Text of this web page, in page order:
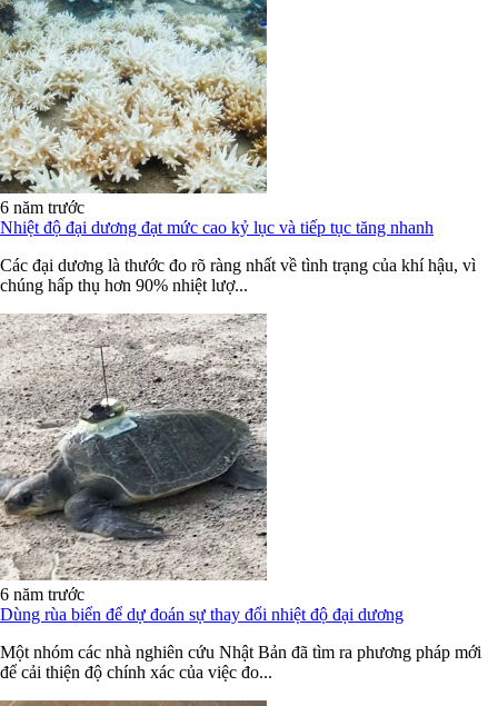
6 năm trước
Nhiệt độ đại dương đạt mức cao kỷ lục và tiếp tục tăng nhanh
Các đại dương là thước đo rõ ràng nhất về tình trạng của khí hậu, vì
chúng hấp thụ hơn 90% nhiệt lượ...
6 năm trước
Dùng rùa biển để dự đoán sự thay đổi nhiệt độ đại dương
Một nhóm các nhà nghiên cứu Nhật Bản đã tìm ra phương pháp mới
để cải thiện độ chính xác của việc đo...